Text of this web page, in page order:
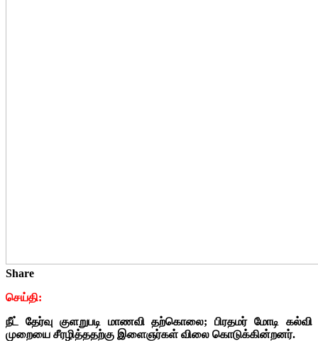
Share
செய்தி:
நீட் தேர்வு குளறுபடி மாணவி தற்கொலை; பிரதமர் மோடி கல்வி
முறையை சீரழித்ததற்கு இளைஞர்கள் விலை கொடுக்கின்றனர்.